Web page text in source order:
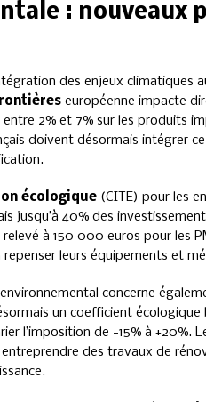
: nouveaux
des enjeux climatiques
européenne impacte
2% et 7% sur les produits
doivent désormais intégrer
écologique(CITE) pour les
jusqu’à 40% des
à 150 000 euros pour les
leurs équipements et
concerne
un coefficient écologique
l’imposition de -15% à +20%.
des travaux de